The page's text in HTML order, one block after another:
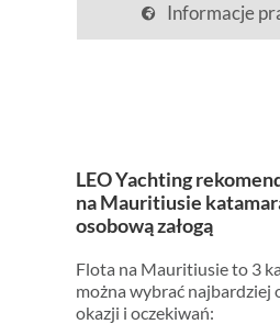
Informacje
LEO Yachting
na Mauritiusie
osobową załogą
Flota na Mauritiusie to 3
można wybrać najbardziej
okazji i oczekiwań: